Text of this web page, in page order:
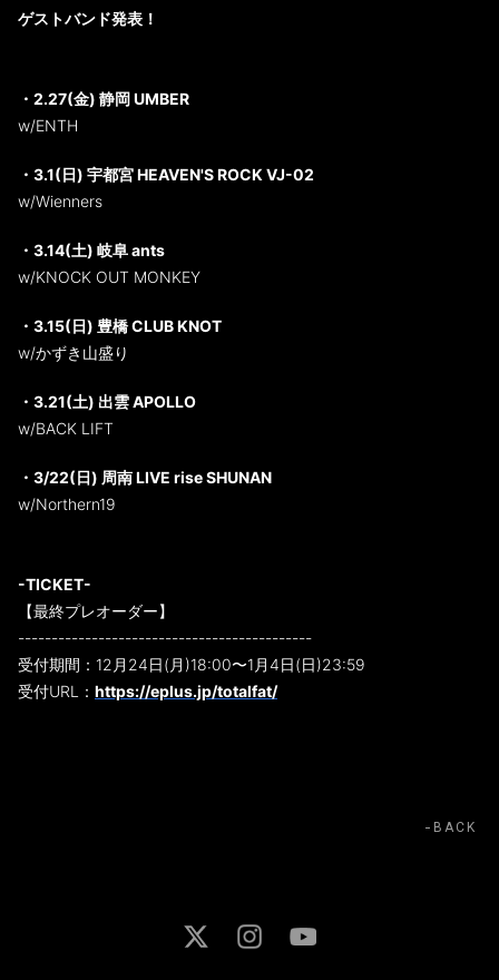
ゲストバンド発表！
・2.27(金) 静岡 UMBER
w/ENTH
・3.1(日) 宇都宮 HEAVEN'S ROCK VJ-02
w/Wienners
・3.14(土) 岐阜 ants
w/KNOCK OUT MONKEY
・3.15(日) 豊橋 CLUB KNOT
w/かずき山盛り
・3.21(土) 出雲 APOLLO
w/BACK LIFT
・3/22(日) 周南 LIVE rise SHUNAN
w/Northern19
-TICKET-
【最終プレオーダー】
--------------------------------------------
受付期間：12月24日(月)18:00〜1月4日(日)23:59
受付URL： https://eplus.jp/totalfat/
BACK